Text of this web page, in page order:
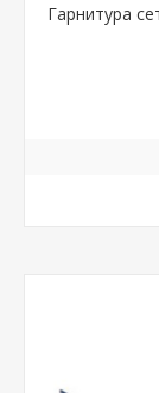
Гарнитура